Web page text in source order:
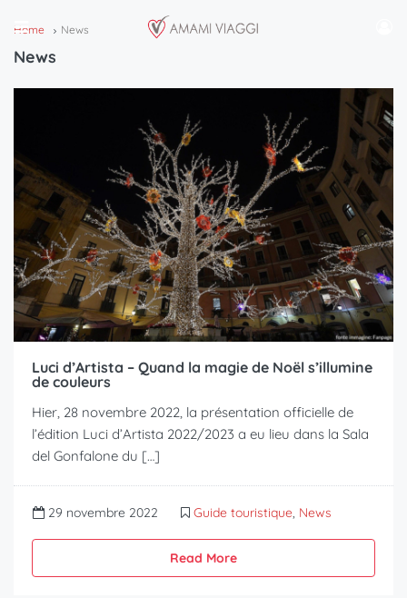
Home News
News
Luci d’Artista – Quand la magie de Noël s’illumine
de couleurs
Hier, 28 novembre 2022, la présentation officielle de
l’édition Luci d’Artista 2022/2023 a eu lieu dans la Sala
del Gonfalone du […]
29 novembre 2022 Guide touristique, News
Read More